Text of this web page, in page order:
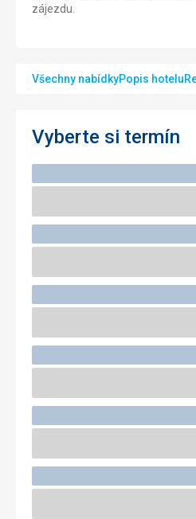
zájezdu.
Všechny nabídkyPopis hotelu
Vyberte si termín